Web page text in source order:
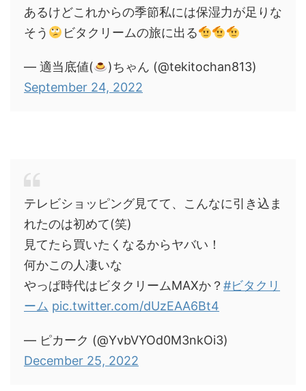
あるけどこれからの季節私には保湿力が足りな
そう
ビタクリームの旅に出る
— 適当底値(
)ちゃん (@tekitochan813)
September 24, 2022
テレビショッピング見てて、こんなに引き込ま
れたのは初めて(笑)
見てたら買いたくなるからヤバい！
何かこの人凄いな
やっぱ時代はビタクリームMAXか？ #ビタクリ
ーム pic.twitter.com/dUzEAA6Bt4
— ピカーク (@YvbVYOd0M3nkOi3)
December 25, 2022